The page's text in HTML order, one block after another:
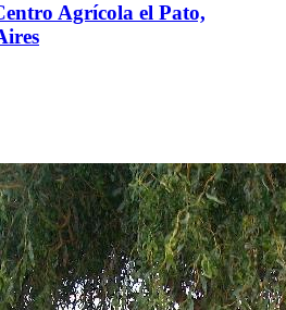
Agrícola el Pato,